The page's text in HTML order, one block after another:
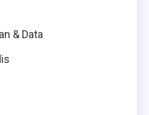
& Data